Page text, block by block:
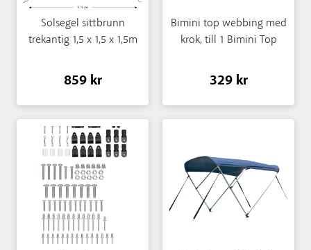
Solsegel sittbrunn
trekantig 1,5 x 1,5 x 1,5m
859 kr
Bimini top webbing med
krok, till 1 Bimini Top
329 kr